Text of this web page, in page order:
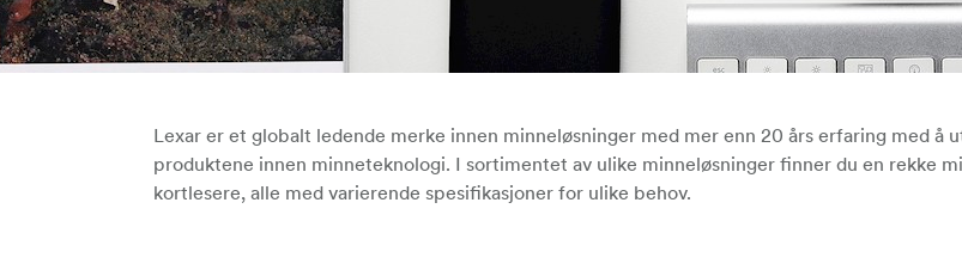
Lexar er et globalt ledende merke innen minneløsninger med mer enn 20 års erfaring med å
produktene innen minneteknologi. I sortimentet av ulike minneløsninger finner du en rekke
kortlesere, alle med varierende spesifikasjoner for ulike behov.